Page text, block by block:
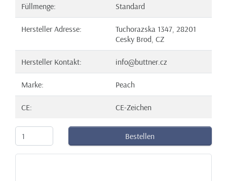
Füllmenge: Standard
Hersteller Adresse:
Tuchorazska 1347, 28201
Cesky Brod, CZ
Hersteller Kontakt: info@buttner.cz
Marke: Peach
CE: CE-Zeichen
Bestellen